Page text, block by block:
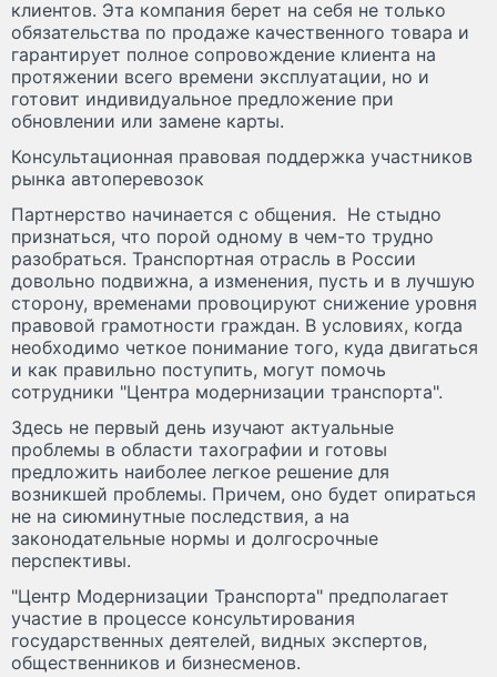
клиентов. Эта компания берет на себя не только
обязательства по продаже качественного товара и
гарантирует полное сопровождение клиента на
протяжении всего времени эксплуатации, но и
готовит индивидуальное предложение при
обновлении или замене карты.
Консультационная правовая поддержка участников
рынка автоперевозок
Партнерство начинается с общения. Не стыдно
признаться, что порой одному в чем-то трудно
разобраться. Транспортная отрасль в России
довольно подвижна, а изменения, пусть и в лучшую
сторону, временами провоцируют снижение уровня
правовой грамотности граждан. В условиях, когда
необходимо четкое понимание того, куда двигаться
и как правильно поступить, могут помочь
сотрудники "Центра модернизации транспорта".
Здесь не первый день изучают актуальные
проблемы в области тахографии и готовы
предложить наиболее легкое решение для
возникшей проблемы. Причем, оно будет опираться
не на сиюминутные последствия, а на
законодательные нормы и долгосрочные
перспективы.
"Центр Модернизации Транспорта" предполагает
участие в процессе консультирования
государственных деятелей, видных экспертов,
общественников и бизнесменов.